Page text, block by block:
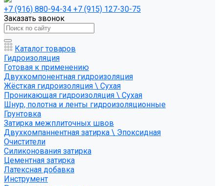
+7 (916) 880-94-34 +7 (915) 127-30-75
Заказать звонок
Каталог товаров
Гидроизоляция
Готовая к применению
Двухкомпонентная гидроизоляция
Жёсткая гидроизоляция \ Сухая
Проникающая гидроизоляция \ Сухая
Шнур, полотна и ленты гидроизоляционные
Грунтовка
Затирка межплиточных швов
Двухкомпаннентная затирка \ Эпоксидная
Очистители
Силиконования затирка
Цементная затирка
Латексная добавка
Инструмент